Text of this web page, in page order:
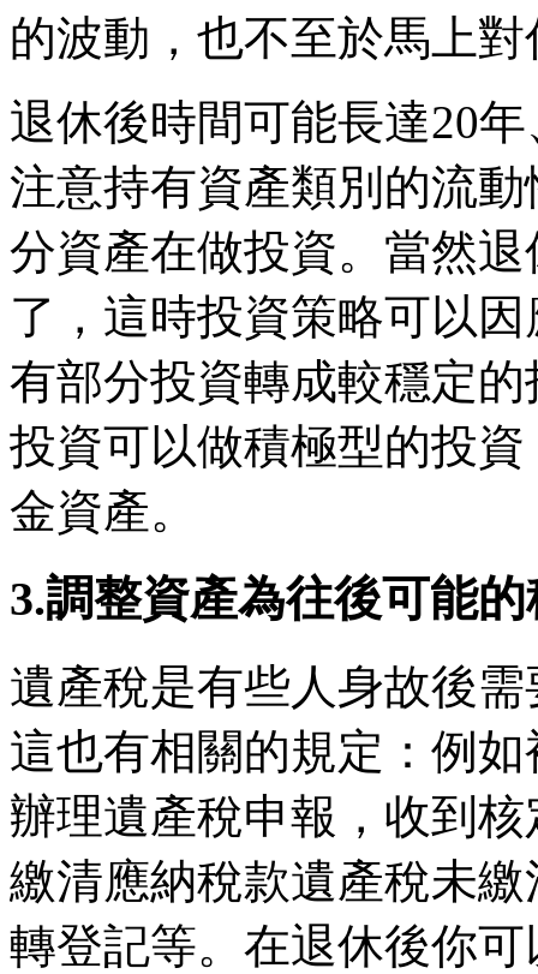
的波動，也不至於馬上
退休後時間可能長達20
注意持有資產類別的流
分資產在做投資。當然
了，這時投資策略可以
有部分投資轉成較穩定
投資可以做積極型的投
金資產。
3.調整資產為往後可能
遺產稅是有些人身故後
這也有相關的規定：例
辦理遺產稅申報，收到
繳清應納稅款遺產稅未
轉登記等。在退休後你